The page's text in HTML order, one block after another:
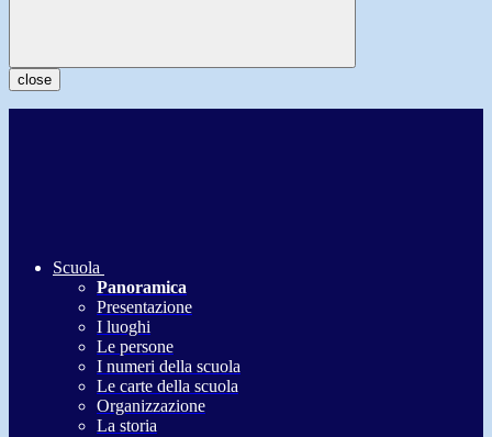
close
Scuola
Panoramica
Presentazione
I luoghi
Le persone
I numeri della scuola
Le carte della scuola
Organizzazione
La storia